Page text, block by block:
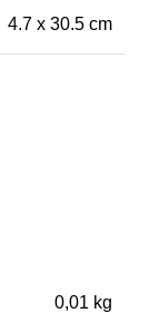
4.7 x 30.5 cm
0,01 kg